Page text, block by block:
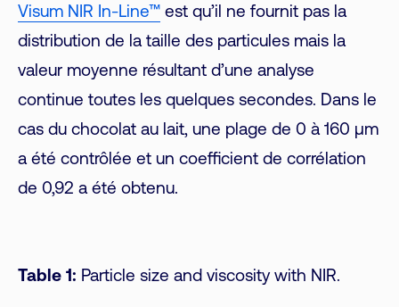
Visum NIR In-Line™ est qu’il ne fournit pas la
distribution de la taille des particules mais la
valeur moyenne résultant d’une analyse
continue toutes les quelques secondes. Dans le
cas du chocolat au lait, une plage de 0 à 160 µm
a été contrôlée et un coefficient de corrélation
de 0,92 a été obtenu.
Table 1: Particle size and viscosity with NIR.